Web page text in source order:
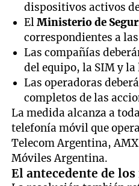
dispositivos activos
ElMinisterio de
correspondientes a
Las compañías
del equipo, la SIM y la
Las operadoras
completos de las
La medida alcanza a
telefonía móvil que
Telecom Argentina,
Móviles Argentina.
El antecedente de